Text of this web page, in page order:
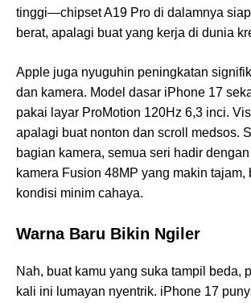
tinggi—chipset A19 Pro di dalamnya
berat, apalagi buat yang kerja di dunia
Apple juga nyuguhin peningkatan
dan kamera. Model dasar iPhone 17
pakai layar ProMotion 120Hz 6,3 inci.
apalagi buat nonton dan scroll medsos.
bagian kamera, semua seri hadir
kamera Fusion 48MP yang makin tajam,
kondisi minim cahaya.
Warna Baru Bikin Ngiler
Nah, buat kamu yang suka tampil beda,
kali ini lumayan nyentrik. iPhone 17